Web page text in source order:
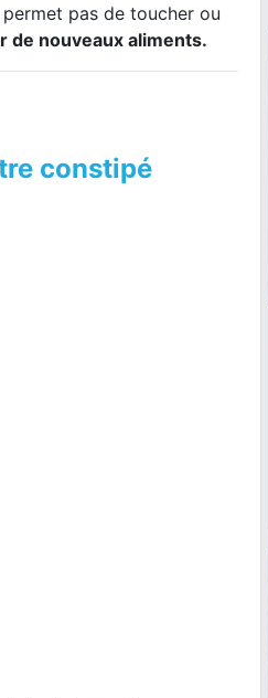
pas de toucher ou
de nouveaux aliments.
constipé